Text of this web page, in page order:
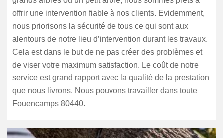
offrir une intervention fiable à nos clients. Evidemment,
nous priorisons la sécurité de tous ce qui sont aux
alentours de notre lieu d’intervention durant les travaux.
Cela est dans le but de ne pas créer des problèmes et
de viser votre maximum satisfaction. Le coût de notre
service est grand rapport avec la qualité de la prestation
que nous livrons. Nous pouvons travailler dans toute
Fouencamps 80440.